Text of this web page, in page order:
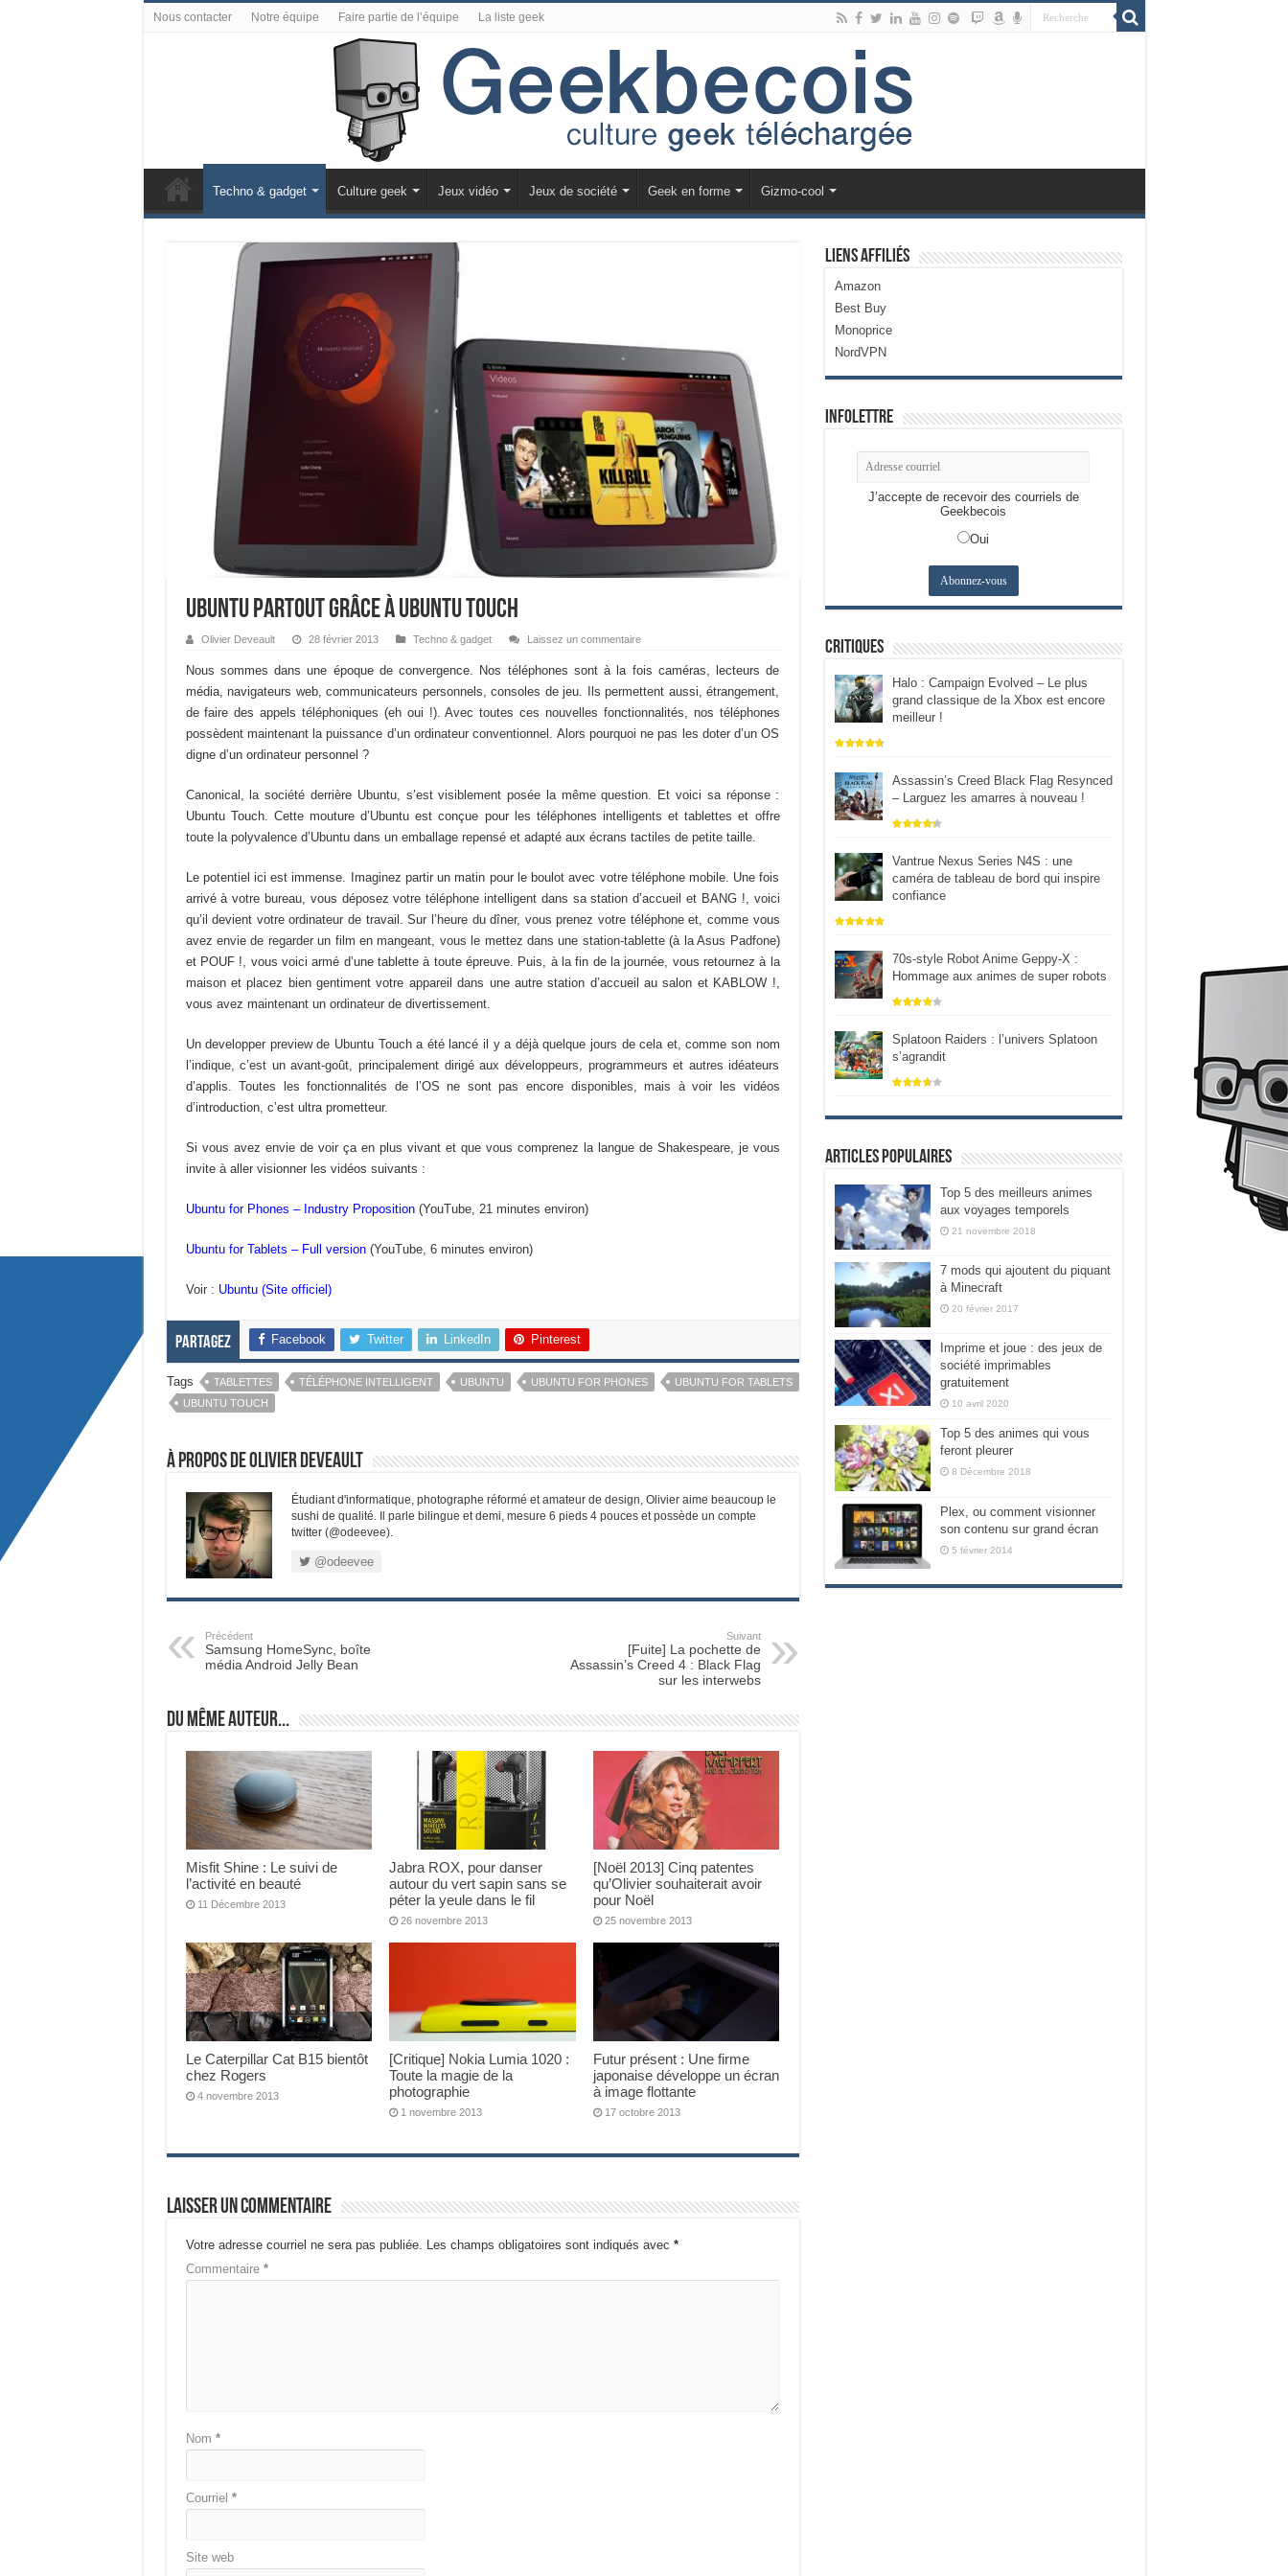
Nous contacter Notre équipe Faire partie de l’équipe La liste geek
Techno & gadget Culture geek Jeux vidéo Jeux de société Geek en forme Gizmo-cool
Ubuntu partout grâce à Ubuntu Touch
Olivier Deveault 28 février 2013 Techno & gadget Laissez un commentaire
Nous sommes dans une époque de convergence. Nos téléphones sont à la fois caméras, lecteurs de
média, navigateurs web, communicateurs personnels, consoles de jeu. Ils permettent aussi, étrangement,
de faire des appels téléphoniques (eh oui !). Avec toutes ces nouvelles fonctionnalités, nos téléphones
possèdent maintenant la puissance d’un ordinateur conventionnel. Alors pourquoi ne pas les doter d’un OS
digne d’un ordinateur personnel ?
Canonical, la société derrière Ubuntu, s’est visiblement posée la même question. Et voici sa réponse :
Ubuntu Touch. Cette mouture d’Ubuntu est conçue pour les téléphones intelligents et tablettes et offre
toute la polyvalence d’Ubuntu dans un emballage repensé et adapté aux écrans tactiles de petite taille.
Le potentiel ici est immense. Imaginez partir un matin pour le boulot avec votre téléphone mobile. Une fois
arrivé à votre bureau, vous déposez votre téléphone intelligent dans sa station d’accueil et BANG !, voici
qu’il devient votre ordinateur de travail. Sur l’heure du dîner, vous prenez votre téléphone et, comme vous
avez envie de regarder un film en mangeant, vous le mettez dans une station-tablette (à la Asus Padfone)
et POUF !, vous voici armé d’une tablette à toute épreuve. Puis, à la fin de la journée, vous retournez à la
maison et placez bien gentiment votre appareil dans une autre station d’accueil au salon et KABLOW !,
vous avez maintenant un ordinateur de divertissement.
Un developper preview de Ubuntu Touch a été lancé il y a déjà quelque jours de cela et, comme son nom
l’indique, c’est un avant-goût, principalement dirigé aux développeurs, programmeurs et autres idéateurs
d’applis. Toutes les fonctionnalités de l’OS ne sont pas encore disponibles, mais à voir les vidéos
d’introduction, c’est ultra prometteur.
Si vous avez envie de voir ça en plus vivant et que vous comprenez la langue de Shakespeare, je vous
invite à aller visionner les vidéos suivants :
Ubuntu for Phones – Industry Proposition(YouTube, 21 minutes environ)
Ubuntu for Tablets – Full version(YouTube, 6 minutes environ)
Voir : Ubuntu (Site officiel)
Partagez Facebook Twitter LinkedIn Pinterest
Tags TABLETTES TÉLÉPHONE INTELLIGENT UBUNTU UBUNTU FOR PHONES
UBUNTU FOR TABLETS
UBUNTU TOUCH
À propos de Olivier Deveault
Étudiant d'informatique, photographe réformé et amateur de design, Olivier aime beaucoup le
sushi de qualité. Il parle bilingue et demi, mesure 6 pieds 4 pouces et possède un compte
twitter (@odeevee).
@odeevee
Précédent
Samsung HomeSync, boîte
média Android Jelly Bean
Suivant
[Fuite] La pochette de
Assassin’s Creed 4 : Black Flag
sur les interwebs
Du même auteur...
Misfit Shine : Le suivi de
l’activité en beauté
11 Décembre 2013
Jabra ROX, pour danser
autour du vert sapin sans se
péter la yeule dans le fil
26 novembre 2013
[Noël 2013] Cinq patentes
qu’Olivier souhaiterait avoir
pour Noël
25 novembre 2013
Le Caterpillar Cat B15 bientôt
chez Rogers
4 novembre 2013
[Critique] Nokia Lumia 1020 :
Toute la magie de la
photographie
1 novembre 2013
Futur présent : Une firme
japonaise développe un écran
à image flottante
17 octobre 2013
Laisser un commentaire
Votre adresse courriel ne sera pas publiée. Les champs obligatoires sont indiqués avec *
Commentaire *
Nom *
Courriel *
Site web
Liens Affiliés
Amazon
Best Buy
Monoprice
NordVPN
Infolettre
J’accepte de recevoir des courriels de
Geekbecois
Oui
Critiques
Halo : Campaign Evolved – Le plus
grand classique de la Xbox est encore
meilleur !
Assassin’s Creed Black Flag Resynced
– Larguez les amarres à nouveau !
Vantrue Nexus Series N4S : une
caméra de tableau de bord qui inspire
confiance
70s-style Robot Anime Geppy-X :
Hommage aux animes de super robots
Splatoon Raiders : l’univers Splatoon
s’agrandit
Articles populaires
Top 5 des meilleurs animes
aux voyages temporels
21 novembre 2018
7 mods qui ajoutent du piquant
à Minecraft
20 février 2017
Imprime et joue : des jeux de
société imprimables
gratuitement
10 avril 2020
Top 5 des animes qui vous
feront pleurer
8 Décembre 2018
Plex, ou comment visionner
son contenu sur grand écran
5 février 2014